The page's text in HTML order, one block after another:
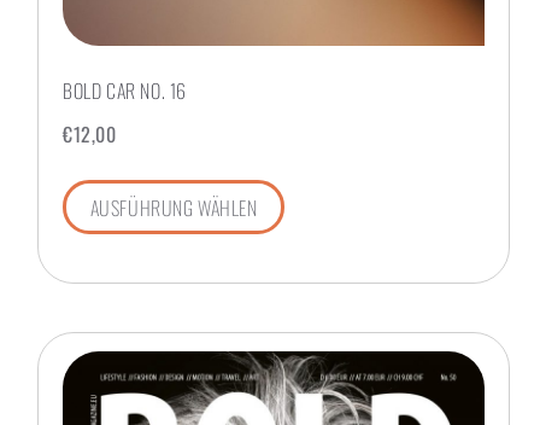
BOLD CAR NO. 16
€12,00
AUSFÜHRUNG WÄHLEN